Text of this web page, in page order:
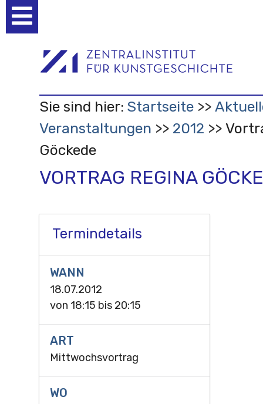
Werkzeuge
Sie sind hier: Startseite
Veranstaltungen
2012
Göckede
VORTRAG REGINA
Termindetails
WANN
18.07.2012
von 18:15 bis 20:15
ART
Mittwochsvortrag
WO